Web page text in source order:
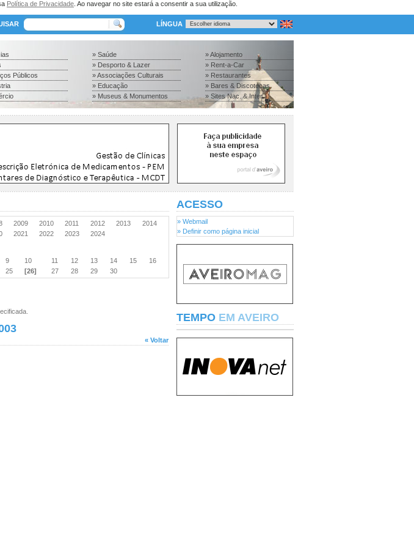
Política de Privacidade . Ao navegar no site estará a consentir a sua utilização.
LÍNGUA
Públicos
» Saúde
» Desporto & Lazer
» Associações Culturais
» Educação
» Museus & Monumentos
» Alojamento
» Rent-a-Car
» Restaurantes
» Bares & Discotecas
» Sites Nac. & Inter.
2009 2010 2011 2012 2013
2014
2021 2022 2023
2024
9 10 11 12 13 14 15
16
25 [26] 27 28 29 30
« Voltar
ACESSO
» Webmail
» Definir como página inicial
TEMPO EM AVEIRO